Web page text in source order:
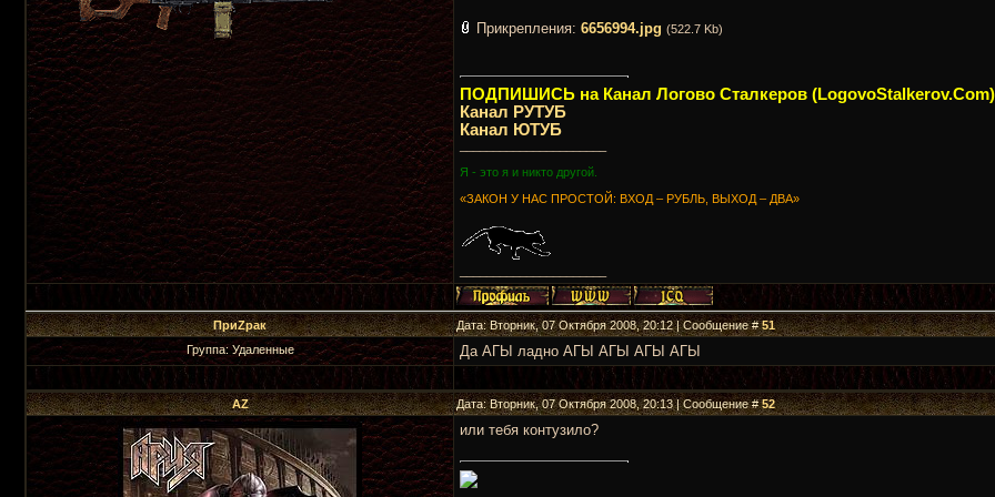
Прикрепления: 6656994.jpg (522.7 Kb)
ПОДПИШИСЬ на Канал Логово Сталкеров
Канал РУТУБ
Канал ЮТУБ
Я - это я и никто другой.
«ЗАКОН У НАС ПРОСТОЙ: ВХОД – РУБЛЬ, ВЫХОД – ДВА»
ПриZрак Дата: Вторник, 07 Октября 2008, 20:12 | Сообщение #51
Группа: Удаленные
Да АГЫ ладно АГЫ АГЫ АГЫ АГЫ
AZ Дата: Вторник, 07 Октября 2008, 20:13 | Сообщение #52
или тебя контузило?